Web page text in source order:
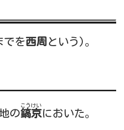
でを西周 という)。
の鎬京
こうけい
においた。